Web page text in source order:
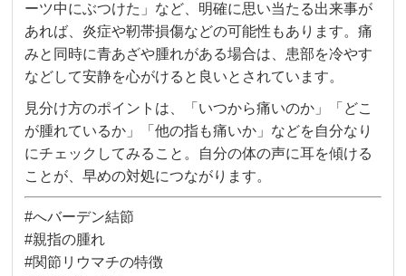
ーツ中にぶつけた」など、明確に思い当たる出来事が
あれば、炎症や靭帯損傷などの可能性もあります。痛
みと同時に青あざや腫れがある場合は、患部を冷やす
などして安静を心がけると良いとされています。
見分け方のポイントは、「いつから痛いのか」「どこ
が腫れているか」「他の指も痛いか」などを自分なり
にチェックしてみること。自分の体の声に耳を傾ける
ことが、早めの対処につながります。
#へバーデン結節
#親指の腫れ
#関節リウマチの特徴